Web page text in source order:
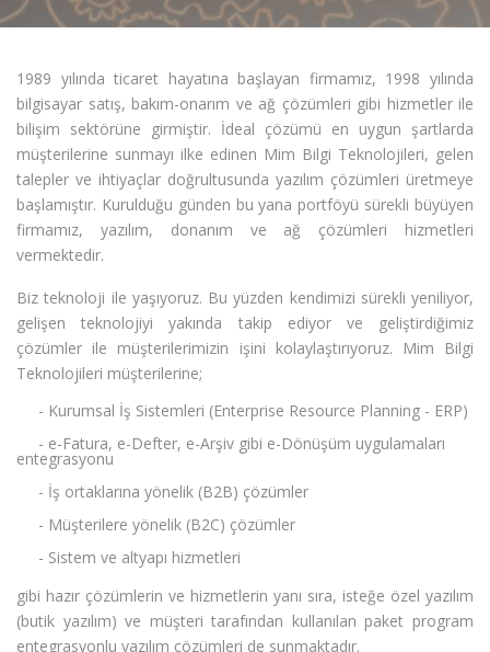
1989 yılında ticaret hayatına başlayan firmamız, 1998 yılında
bilgisayar satış, bakım-onarım ve ağ çözümleri gibi hizmetler ile
bilişim sektörüne girmiştir. İdeal çözümü en uygun şartlarda
müşterilerine sunmayı ilke edinen Mim Bilgi Teknolojileri, gelen
talepler ve ihtiyaçlar doğrultusunda yazılım çözümleri üretmeye
başlamıştır. Kurulduğu günden bu yana portföyü sürekli büyüyen
firmamız, yazılım, donanım ve ağ çözümleri hizmetleri
vermektedir.
Biz teknoloji ile yaşıyoruz. Bu yüzden kendimizi sürekli yeniliyor,
gelişen teknolojiyi yakında takip ediyor ve geliştirdiğimiz
çözümler ile müşterilerimizin işini kolaylaştırıyoruz. Mim Bilgi
Teknolojileri müşterilerine;
- Kurumsal İş Sistemleri (Enterprise Resource Planning - ERP)
- e-Fatura, e-Defter, e-Arşiv gibi e-Dönüşüm uygulamaları
entegrasyonu
- İş ortaklarına yönelik (B2B) çözümler
- Müşterilere yönelik (B2C) çözümler
- Sistem ve altyapı hizmetleri
gibi hazır çözümlerin ve hizmetlerin yanı sıra, isteğe özel yazılım
(butik yazılım) ve müşteri tarafından kullanılan paket program
entegrasyonlu yazılım çözümleri de sunmaktadır.